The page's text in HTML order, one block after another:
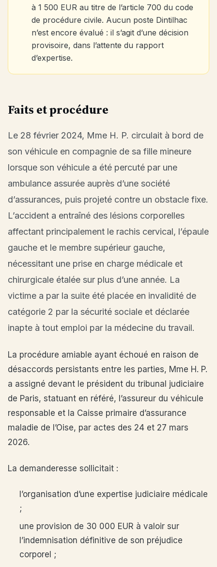
à 1 500 EUR au titre de l’article 700 du code
de procédure civile. Aucun poste Dintilhac
n’est encore évalué : il s’agit d’une décision
provisoire, dans l’attente du rapport
d’expertise.
Faits et procédure
Le 28 février 2024, Mme H. P. circulait à bord de
son véhicule en compagnie de sa fille mineure
lorsque son véhicule a été percuté par une
ambulance assurée auprès d’une société
d’assurances, puis projeté contre un obstacle fixe.
L’accident a entraîné des lésions corporelles
affectant principalement le rachis cervical, l’épaule
gauche et le membre supérieur gauche,
nécessitant une prise en charge médicale et
chirurgicale étalée sur plus d’une année. La
victime a par la suite été placée en invalidité de
catégorie 2 par la sécurité sociale et déclarée
inapte à tout emploi par la médecine du travail.
La procédure amiable ayant échoué en raison de
désaccords persistants entre les parties, Mme H. P.
a assigné devant le président du tribunal judiciaire
de Paris, statuant en référé, l’assureur du véhicule
responsable et la Caisse primaire d’assurance
maladie de l’Oise, par actes des 24 et 27 mars
2026.
La demanderesse sollicitait :
l’organisation d’une expertise judiciaire médicale
;
une provision de 30 000 EUR à valoir sur
l’indemnisation définitive de son préjudice
corporel ;